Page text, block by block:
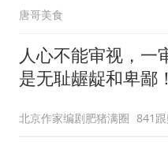
唐哥美食
人心不能审视，一
是无耻龌龊和卑鄙！
北京作家编剧肥猪满圈 841